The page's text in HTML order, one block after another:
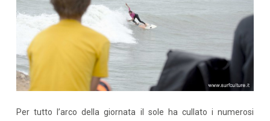
Per tutto l’arco della giornata il sole ha cullato i numerosi